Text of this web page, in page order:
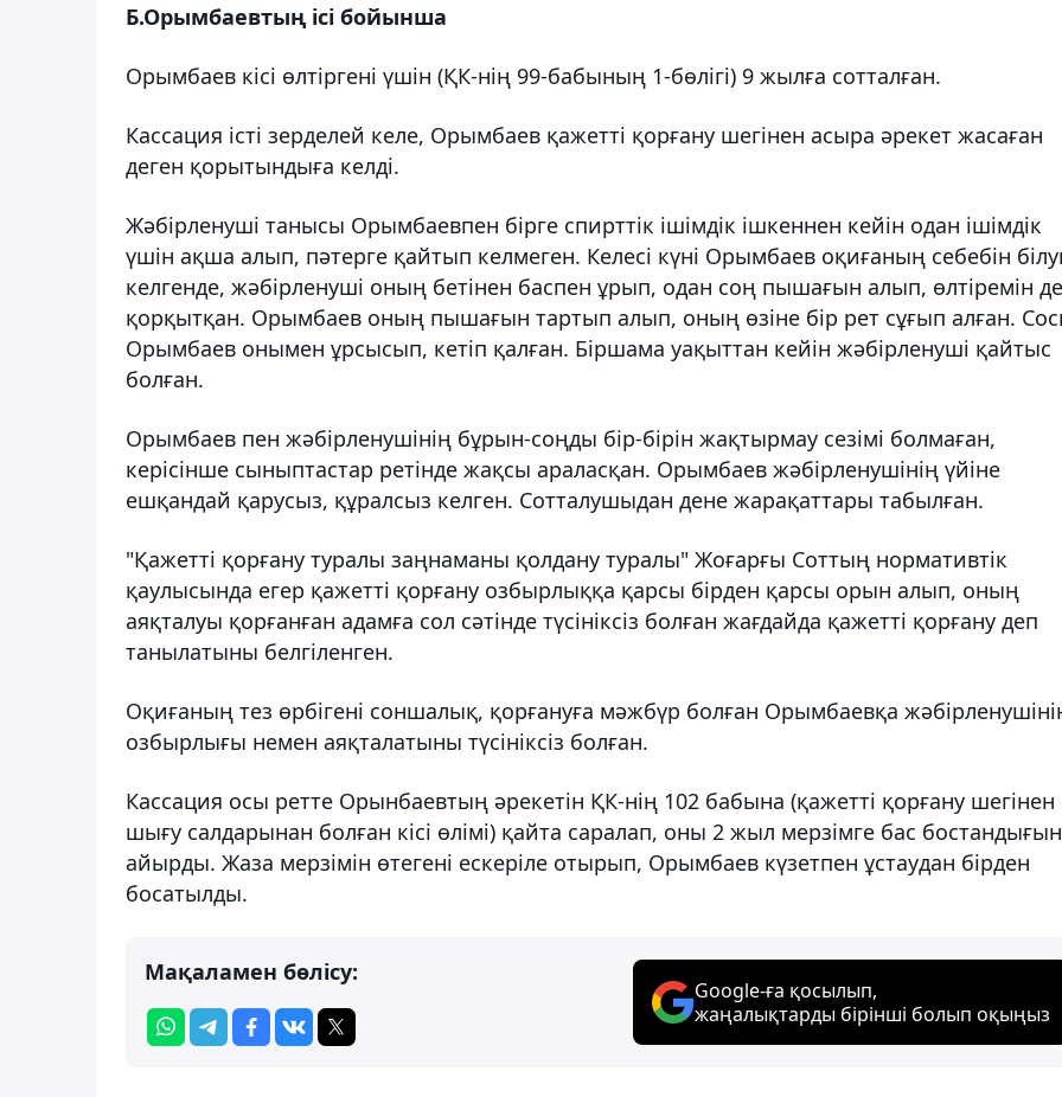
Б.Орымбаевтың ісі бойынша
Орымбаев кісі өлтіргені үшін (ҚК-нің 99-бабының 1-бөлігі) 9 жылға сотталған.
Кассация істі зерделей келе, Орымбаев қажетті қорғану шегінен асыра әрекет жасаған
деген қорытындыға келді.
Жәбірленуші танысы Орымбаевпен бірге спирттік ішімдік ішкеннен кейін одан ішімдік
үшін ақша алып, пәтерге қайтып келмеген. Келесі күні Орымбаев оқиғаның себебін
келгенде, жәбірленуші оның бетінен баспен ұрып, одан соң пышағын алып, өлтіремін
қорқытқан. Орымбаев оның пышағын тартып алып, оның өзіне бір рет сұғып алған.
Орымбаев онымен ұрсысып, кетіп қалған. Біршама уақыттан кейін жәбірленуші қайтыс
болған.
Орымбаев пен жәбірленушінің бұрын-соңды бір-бірін жақтырмау сезімі болмаған,
керісінше сыныптастар ретінде жақсы араласқан. Орымбаев жәбірленушінің үйіне
ешқандай қарусыз, құралсыз келген. Сотталушыдан дене жарақаттары табылған.
"Қажетті қорғану туралы заңнаманы қолдану туралы" Жоғарғы Соттың нормативтік
қаулысында егер қажетті қорғану озбырлыққа қарсы бірден қарсы орын алып, оның
аяқталуы қорғанған адамға сол сәтінде түсініксіз болған жағдайда қажетті қорғану деп
танылатыны белгіленген.
Оқиғаның тез өрбігені соншалық, қорғануға мәжбүр болған Орымбаевқа
озбырлығы немен аяқталатыны түсініксіз болған.
Кассация осы ретте Орынбаевтың әрекетін ҚК-нің 102 бабына (қажетті қорғану шегінен
шығу салдарынан болған кісі өлімі) қайта саралап, оны 2 жыл мерзімге бас
айырды. Жаза мерзімін өтегені ескеріле отырып, Орымбаев күзетпен ұстаудан бірден
босатылды.
Мақаламен бөлісу:
Google-ға қосылып,
жаңалықтарды бірінші болып оқыңыз